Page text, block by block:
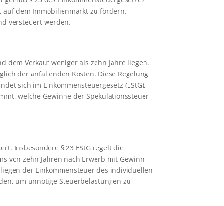
auf dem Immobilienmarkt zu fördern.
versteuert werden.
dem Verkauf weniger als zehn Jahre liegen.
der anfallenden Kosten. Diese Regelung
sich im Einkommensteuergesetz (EStG),
welche Gewinne der Spekulationssteuer
Insbesondere § 23 EStG regelt die
von zehn Jahren nach Erwerb mit Gewinn
der Einkommensteuer des individuellen
um unnötige Steuerbelastungen zu